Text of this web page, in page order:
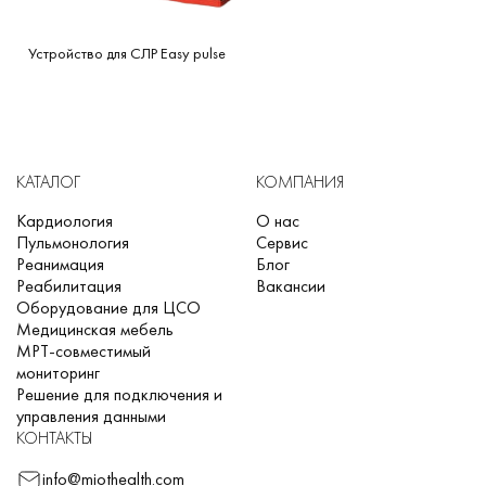
АНД (автоматическая наружная дефибрилляция)
асинхронном режиме)
Метроном
Водитель ритма
Встроенный 6-канальный термопринтер
Измерение ST
Передача данных через Bluetooth
Устройство для СЛР Easy pulse
КАТАЛОГ
Кардиология
Пульмонология
Реанимация
Реабилитация
Оборудование для ЦСО
Медицинская мебель
МРТ-совместимый
мониторинг
Решение для подключения и
управления данными
КОМПАНИЯ
О нас
Сервис
Блог
Вакансии
КОНТАКТЫ
info@miothealth.com